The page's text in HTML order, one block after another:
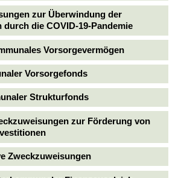
zur Überwindung der
durch die COVID-19-Pandemie
Vorsorgevermögen
Vorsorgefonds
Strukturfonds
zur Förderung von
Zweckzuweisungen